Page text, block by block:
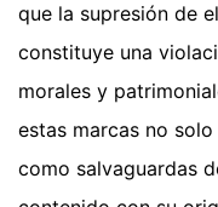
que la supresión de
constituye una
morales y
estas marcas no
como salvaguardas